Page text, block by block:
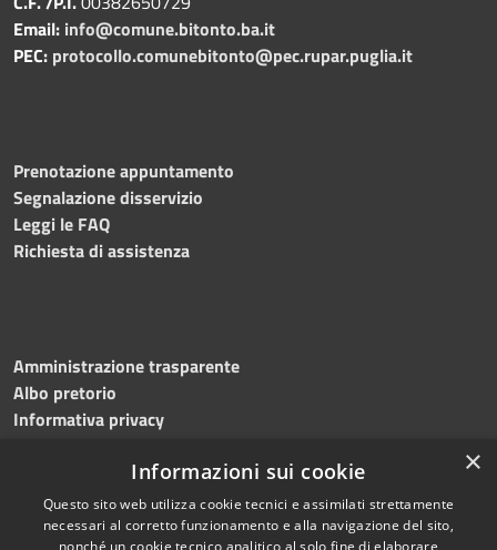
Email: info@comune.bitonto.ba.it
PEC: protocollo.comunebitonto@pec.rupar.puglia.it
Prenotazione appuntamento
Segnalazione disservizio
Leggi le FAQ
Richiesta di assistenza
Amministrazione trasparente
Albo pretorio
Informativa privacy
Dichiarazione di accessibilità Meccanismo di feedback ×
Informazioni sui cookie
Questo sito web utilizza cookie tecnici e assimilati strettamente
necessari al corretto funzionamento e alla navigazione del sito,
nonché un cookie tecnico analitico al solo fine di elaborare